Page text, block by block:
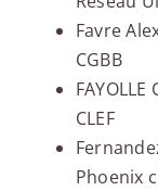
Favre
CGBB
FAYOLLE
CLEF
Phoenix